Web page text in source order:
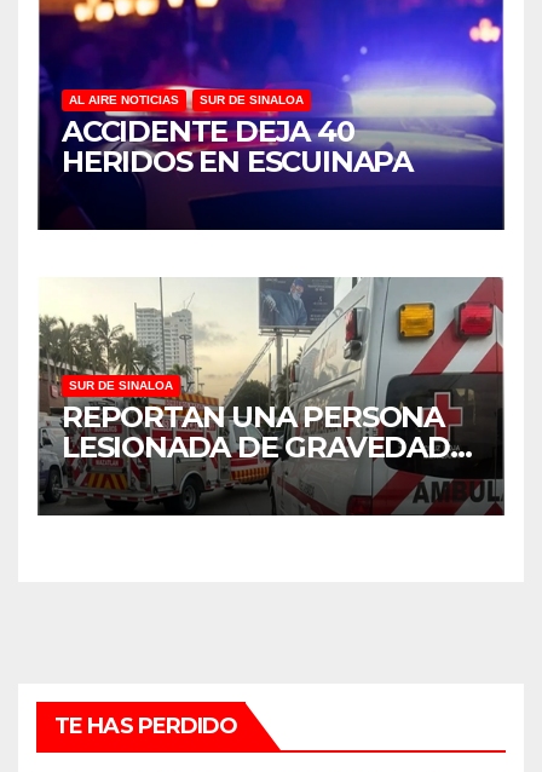
AL AIRE NOTICIAS SUR DE SINALOA
ACCIDENTE DEJA 40
HERIDOS EN ESCUINAPA
SUR DE SINALOA
REPORTAN UNA PERSONA
LESIONADA DE GRAVEDAD
TRAS CHOQUE EN
MAZATLÁN
TE HAS PERDIDO